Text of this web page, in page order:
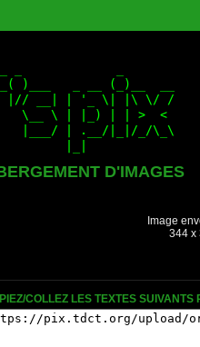
D'IMAGES
Image
344 x
COLLEZ LES TEXTES SUIVANTS